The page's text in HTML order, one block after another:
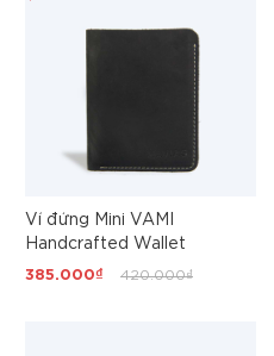
Ví đứng Mini VAMI
Handcrafted Wallet
385.000₫ 420.000₫